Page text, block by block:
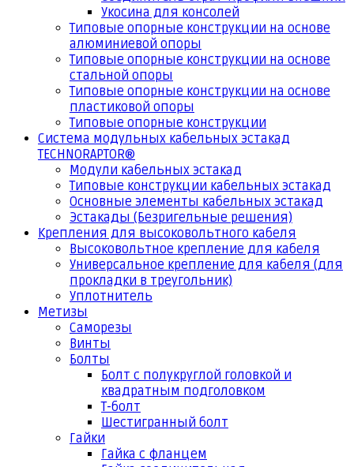
Укосина для консолей
Типовые опорные конструкции на основе
алюминиевой опоры
Типовые опорные конструкции на основе
стальной опоры
Типовые опорные конструкции на основе
пластиковой опоры
Типовые опорные конструкции
Система модульных кабельных эстакад
TECHNORAPTOR®
Модули кабельных эстакад
Типовые конструкции кабельных эстакад
Основные элементы кабельных эстакад
Эстакады (Безригельные решения)
Крепления для высоковольтного кабеля
Высоковольтное крепление для кабеля
Универсальное крепление для кабеля (для
прокладки в треугольник)
Уплотнитель
Метизы
Саморезы
Винты
Болты
Болт с полукруглой головкой и
квадратным подголовком
Т-болт
Шестигранный болт
Гайки
Гайка с фланцем